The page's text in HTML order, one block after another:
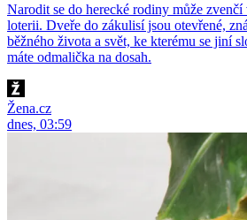
Narodit se do herecké rodiny může
loterii. Dveře do zákulisí jsou otevřené,
běžného života a svět, ke kterému se jiní
máte odmalička na dosah.
Žena.cz
dnes, 03:59